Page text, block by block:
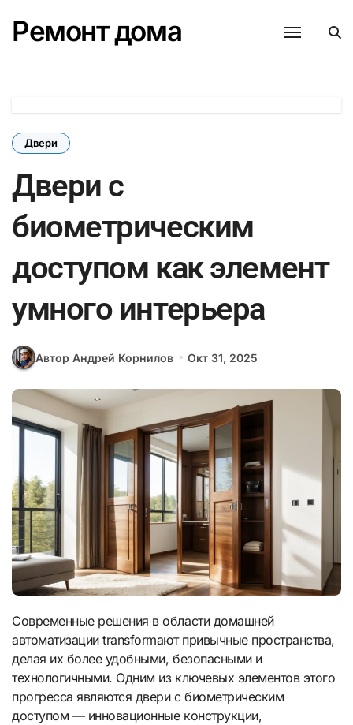
содержанию
Ремонт дома
Двери
Двери с
биометрическим
доступом как элемент
умного интерьера
Автор Андрей Корнилов Окт 31, 2025
Современные решения в области домашней
автоматизации transformaют привычные пространства,
делая их более удобными, безопасными и
технологичными. Одним из ключевых элементов этого
прогресса являются двери с биометрическим
доступом — инновационные конструкции,